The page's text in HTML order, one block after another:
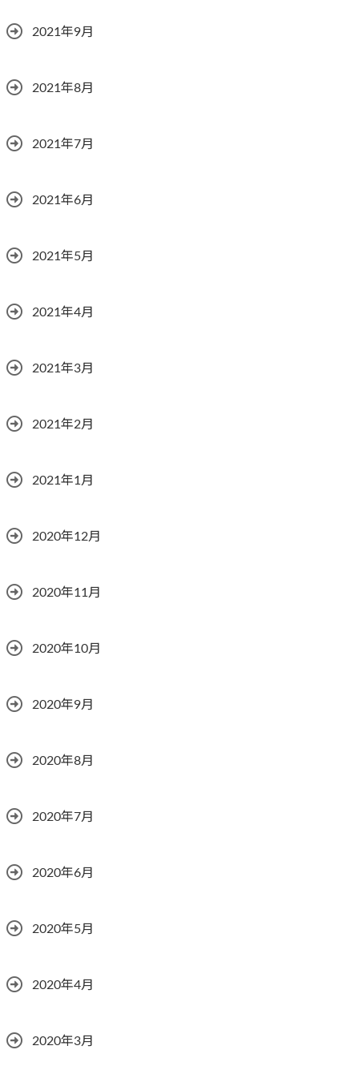
2021年9月
2021年8月
2021年7月
2021年6月
2021年5月
2021年4月
2021年3月
2021年2月
2021年1月
2020年12月
2020年11月
2020年10月
2020年9月
2020年8月
2020年7月
2020年6月
2020年5月
2020年4月
2020年3月